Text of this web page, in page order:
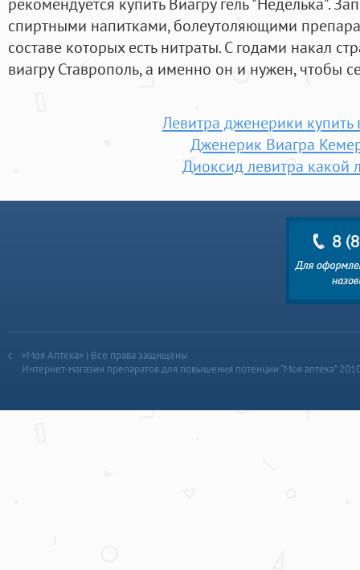
спиртными напитками, болеутоляющими
составе которых есть нитраты. С годами накал
виагру Ставрополь, а именно он и нужен, чтобы
Левитра дженерики купить
Дженерик Виагра
Диоксид левитра какой
«Моя Аптека» | Все права защищены
Интернет-магазин препаратов для повышения потенции “Моя аптека”